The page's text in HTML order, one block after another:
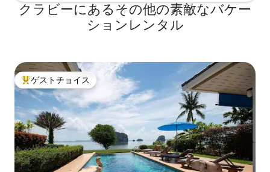
クラビーにあるその他の素敵なバケー
ションレンタル
大好評のゲストチョイスです。
ゲストチョイス